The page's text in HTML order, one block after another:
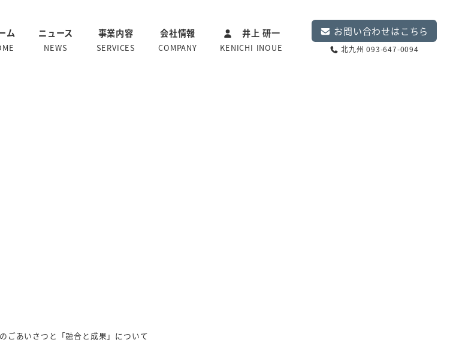
ム ニュース
NEWS
事業内容
SERVICES
会社情報
COMPANY
井上 研一
KENICHI INOUE
お問い合わせはこちら
北九州 093-647-0094
ごあいさつと「融合と成果」について